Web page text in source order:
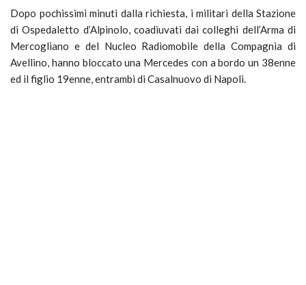
Dopo pochissimi minuti dalla richiesta, i militari della Stazione
di Ospedaletto d’Alpinolo, coadiuvati dai colleghi dell’Arma di
Mercogliano e del Nucleo Radiomobile della Compagnia di
Avellino, hanno bloccato una Mercedes con a bordo un 38enne
ed il figlio 19enne, entrambi di Casalnuovo di Napoli.